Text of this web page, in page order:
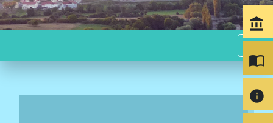
menu
account_balance
import_contacts
info